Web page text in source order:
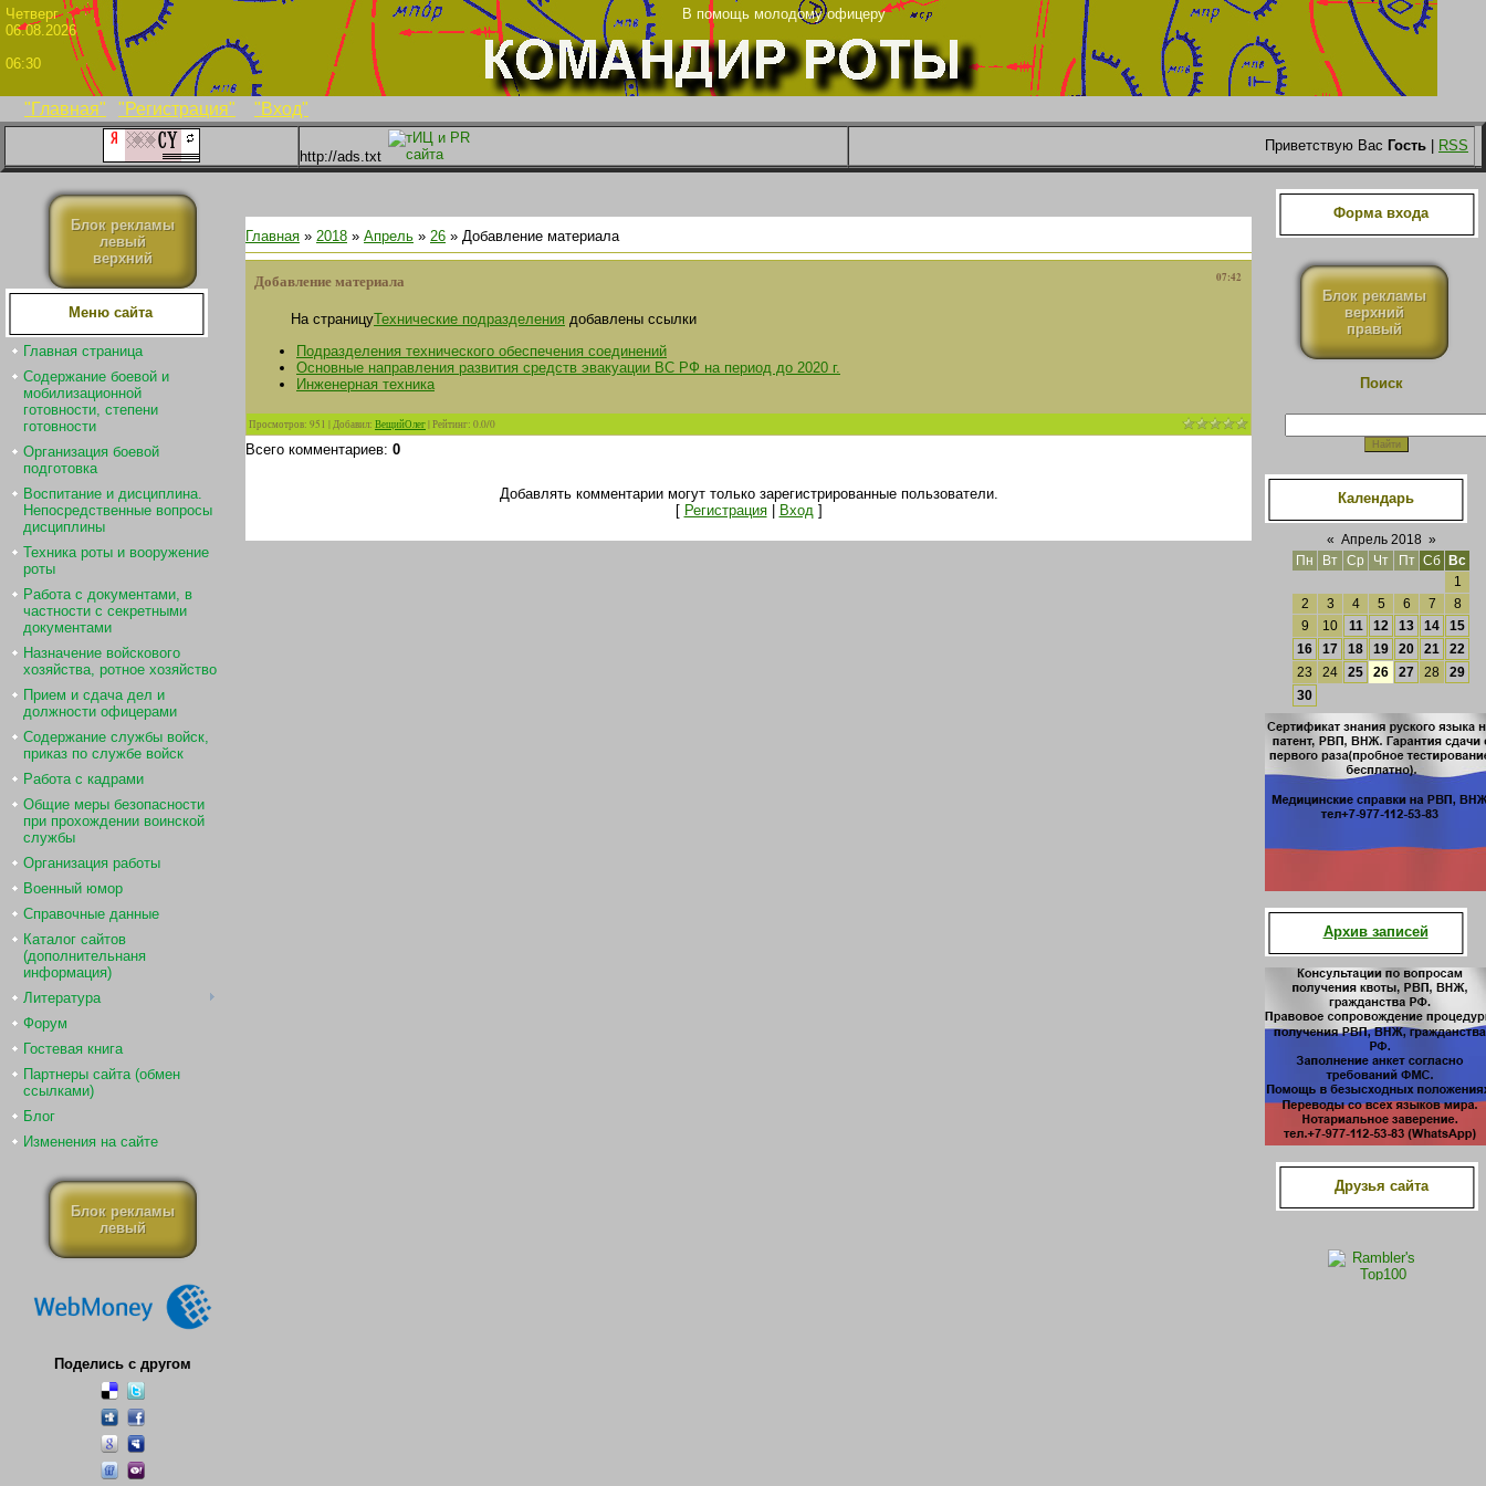
"Главная" "Регистрация" "Вход"
Четверг
В помощь молодому офицеру
06.08.2026
06:30
http://ads.txt
Приветствую Вас Гость RSS
Блок рекламы
левый
верхний
Меню сайта
Главная страница
Содержание боевой и
мобилизационной
готовности, степени
готовности
Организация боевой
подготовка
Воспитание и дисциплина.
Непосредственные вопросы
дисциплины
Техника роты и вооружение
роты
Работа с документами, в
частности с секретными
документами
Назначение войскового
хозяйства, ротное хозяйство
Прием и сдача дел и
должности офицерами
Содержание службы войск,
приказ по службе войск
Работа с кадрами
Общие меры безопасности
при прохождении воинской
службы
Организация работы
Военный юмор
Справочные данные
Каталог сайтов
(дополнительнаня
информация)
Литература
Форум
Гостевая книга
Партнеры сайта (обмен
ссылками)
Блог
Изменения на сайте
Блок рекламы
левый
Поделись с другом
Главная » 2018 » Апрель » 26 » Добавление материала
07:42
Добавление материала
На страницуТехнические подразделения добавлены ссылки
Подразделения технического обеспечения соединений
Основные направления развития средств эвакуации ВС РФ на период до 2020 г.
Инженерная техника
Просмотров: 951 |Добавил: ВещийОлег|Рейтинг: 0.0/0
Всего комментариев: 0
Добавлять комментарии могут только зарегистрированные пользователи.
[ Регистрация| Вход]
Форма входа
Блок рекламы
верхний
правый
Поиск
Календарь
« Апрель 2018 »
Пн
Вт Ср Чт Пт Сб
Вс
1
2
3 4 5 6 7
8
9
10 11 12 13 14
15
16
17 18 19 20 21
22
23
24 25 26 27 28
29
30
Архив записей
Друзья сайта